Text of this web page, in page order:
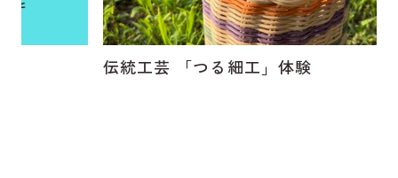
伝統工芸 「つる細工」体験